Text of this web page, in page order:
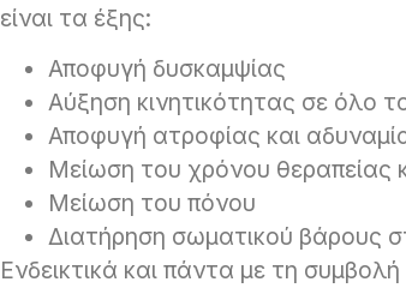
είναι τα έξης:
Αποφυγή δυσκαμψίας
Αύξηση κινητικότητας σε όλο
Αποφυγή ατροφίας και
Μείωση του χρόνου θεραπείας
Μείωση του πόνου
Διατήρηση σωματικού βάρους
Ενδεικτικά και πάντα με τη